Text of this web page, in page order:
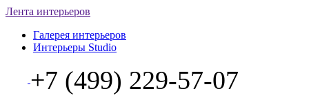
Лента интерьеров
Галерея интерьеров
Интерьеры Studio
+7 (499) 229-57-07